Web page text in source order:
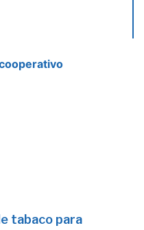
tabaco para